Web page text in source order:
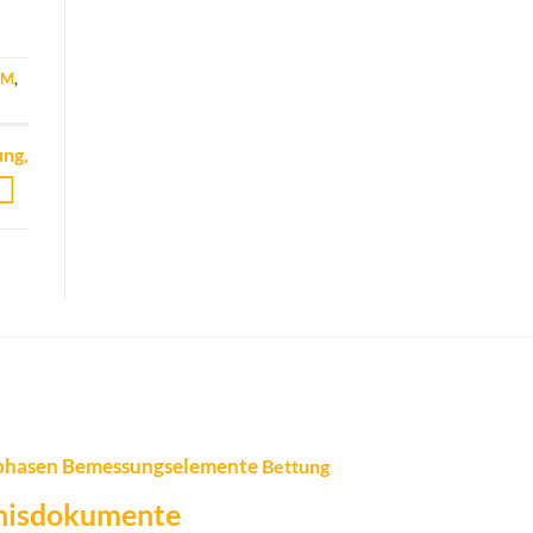
,
Bemessungselemente Bettung